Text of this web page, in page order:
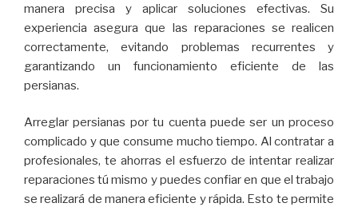
manera precisa y aplicar soluciones efectivas. Su
experiencia asegura que las reparaciones se realicen
correctamente, evitando problemas recurrentes y
garantizando un funcionamiento eficiente de las
persianas.
Arreglar persianas por tu cuenta puede ser un proceso
complicado y que consume mucho tiempo. Al contratar a
profesionales, te ahorras el esfuerzo de intentar realizar
reparaciones tú mismo y puedes confiar en que el trabajo
se realizará de manera eficiente y rápida. Esto te permite